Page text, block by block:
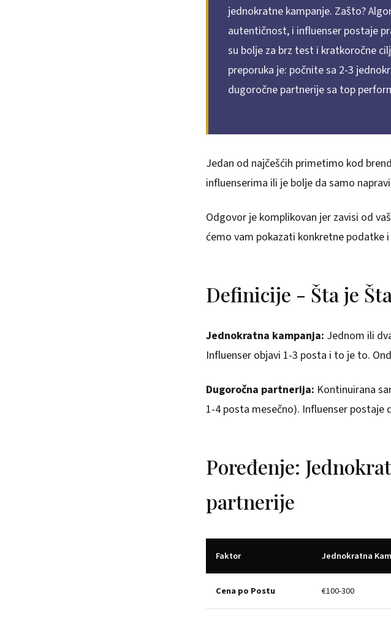
jednokratne kampanje. Zašto?
autentičnost, i influenser postaje
su bolje za brz test i kratkoročne
preporuka je: počnite sa 2-3
dugoročne partnerije sa top
Jedan od najčešćih primetimo kod
influenserima ili je bolje da samo
Odgovor je komplikovan jer zavisi od
ćemo vam pokazati konkretne podatke
Definicije - Šta je
Jednokratna kampanja: Jednom ili
Influenser objavi 1-3 posta i to je to.
Dugoročna partnerija: Kontinuirana
1-4 posta mesečno). Influenser
Poređenje:
partnerije
Faktor Jednokratna
Cena po Postu €100-300